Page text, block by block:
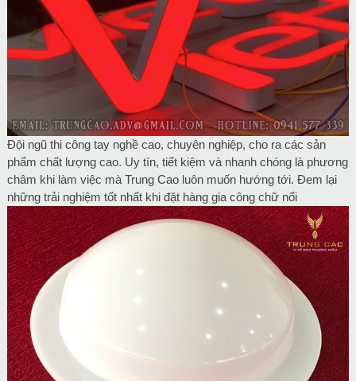
Đội ngũ thi công tay nghề cao, chuyên nghiệp, cho ra các sản
phẩm chất lượng cao. Uy tín, tiết kiệm và nhanh chóng là phương
châm khi làm việc mà Trung Cao luôn muốn hướng tới. Đem lại
những trải nghiệm tốt nhất khi đặt hàng gia công chữ nổi